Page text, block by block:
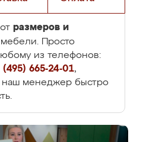
размеров и
Просто
из телефонов:
(495) 665-24-01,
наш менеджер быстро